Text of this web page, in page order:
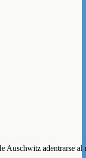
Auschwitz adentrarse al